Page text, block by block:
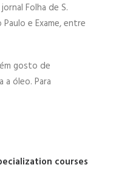
Folha de S.
e Exame, entre
gosto de
óleo. Para
courses